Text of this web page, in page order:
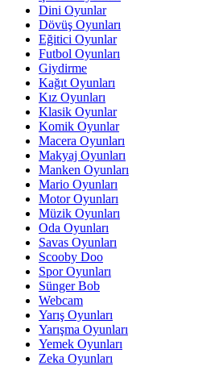
Dini Oyunlar
Dövüş Oyunları
Eğitici Oyunlar
Futbol Oyunları
Giydirme
Kağıt Oyunları
Kız Oyunları
Klasik Oyunlar
Komik Oyunlar
Macera Oyunları
Makyaj Oyunları
Manken Oyunları
Mario Oyunları
Motor Oyunları
Müzik Oyunları
Oda Oyunları
Savas Oyunları
Scooby Doo
Spor Oyunları
Sünger Bob
Webcam
Yarış Oyunları
Yarışma Oyunları
Yemek Oyunları
Zeka Oyunları